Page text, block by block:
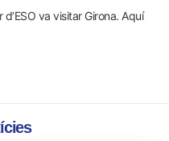
va visitar Girona. Aquí